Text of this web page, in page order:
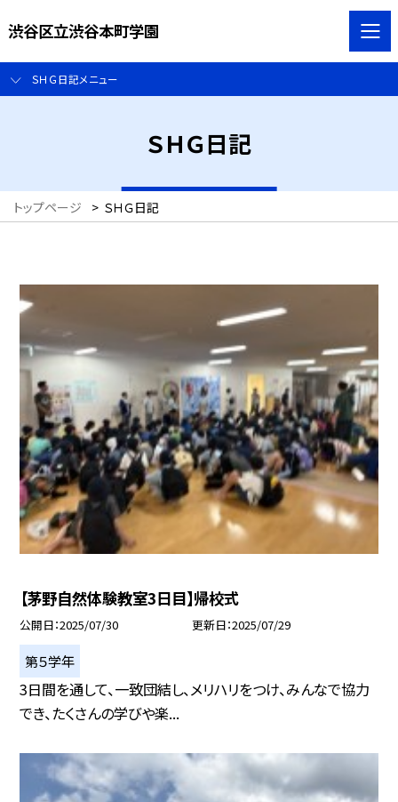
渋谷区立渋谷本町学園
ＳＨＧ日記メニュー
ＳＨＧ日記
トップページ > ＳＨＧ日記
【茅野自然体験教室3日目】帰校式
公開日 2025/07/30 更新日 2025/07/29
第５学年
3日間を通して、一致団結し、メリハリをつけ、みんなで協力
でき、たくさんの学びや楽...